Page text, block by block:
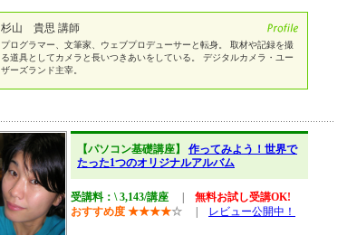
杉山 貴思 講師
プログラマー、文筆家、ウェブプロデューサーと転身。 取材や記録を撮
る道具としてカメラと長いつきあいをしている。 デジタルカメラ・ユー
ザーズランド主宰。
【パソコン基礎講座】 作ってみよう！世界で
たった1つのオリジナルアルバム
受講料：\ 3,143/講座
無料お試し受講OK!
おすすめ度 ★★★★☆ レビュー公開中！